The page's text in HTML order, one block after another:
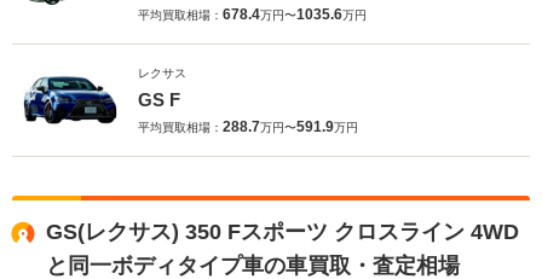
平均買取相場： 678.4万円〜1035.6万円
レクサス
GS F
平均買取相場： 288.7万円〜591.9万円
GS(レクサス) 350 Fスポーツ クロスライン 4WD
と同一ボディタイプ車の車買取・査定相場